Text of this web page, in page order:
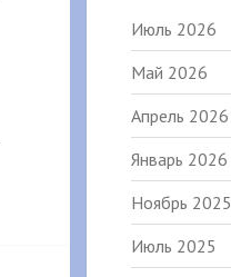
Июль 2026
Май 2026
Апрель 2026
Январь 2026
Ноябрь 2025
Июль 2025